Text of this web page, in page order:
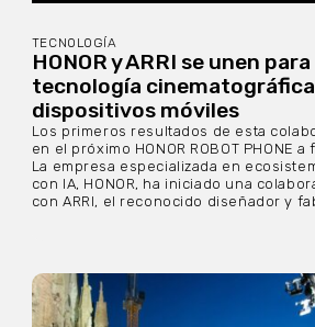
TECNOLOGÍA
HONOR y ARRI se unen
tecnología cinematográfica
dispositivos móviles
Los primeros resultados de esta
en el próximo HONOR ROBOT PHONE
La empresa especializada en
con IA, HONOR, ha iniciado una
con ARRI, el reconocido diseñador y